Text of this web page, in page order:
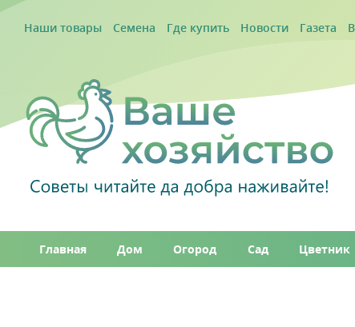
Наши товары Семена Где купить Новости Газета
Главная Дом Огород Сад Цветник